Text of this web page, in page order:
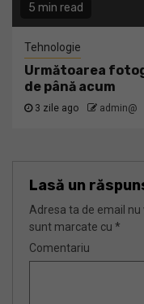
5 min read
Tehnologie
Următoarea
de până acum
3 zile ago admin@
Lasă un
Adresa ta de email nu
sunt marcate cu *
Comentariu